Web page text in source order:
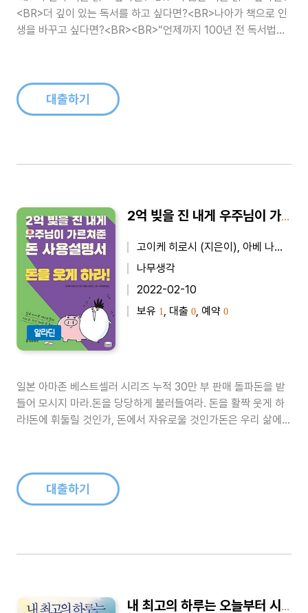
<BR>더 깊이 있는 독서를 하고 싶다면?<BR>나아가 책으로 인
생을 바꾸고 싶다면?<BR><BR>“언제까지 100년 전 독서법으
대출하기
알라딘
2억 빚을 진 내게 우주님이 가르쳐준 돈 사용설명서 : 돈을 웃게 하라!
고이케 히로시 (지은이), 아베 나오미 (그림), 이정환 (옮긴이)
나무생각
2022-02-10
보유 1 , 대출 0 , 예약 0
일본 아마존 베스트셀러 시리즈 누적 30만 부 판매 돌파돈을 받
들어 모시지 마라.돈을 당당하게 불러들여라. 돈을 활짝 웃게 하
라!돈에 휘둘릴 것인가, 돈에서 자유로울 것인가돈은 우리 삶에서
속당하지 않기 ..
대출하기
내 최고의 하루는 오늘부터 시작된다 - 어떻게 살아야 할지 막막할 때 읽는 77가지 이야기